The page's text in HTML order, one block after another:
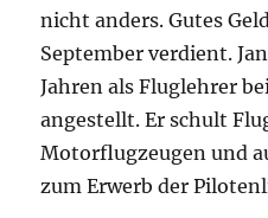
nicht anders. Gutes
September verdient.
Jahren als Fluglehrer
angestellt. Er schult
Motorflugzeugen und
zum Erwerb der